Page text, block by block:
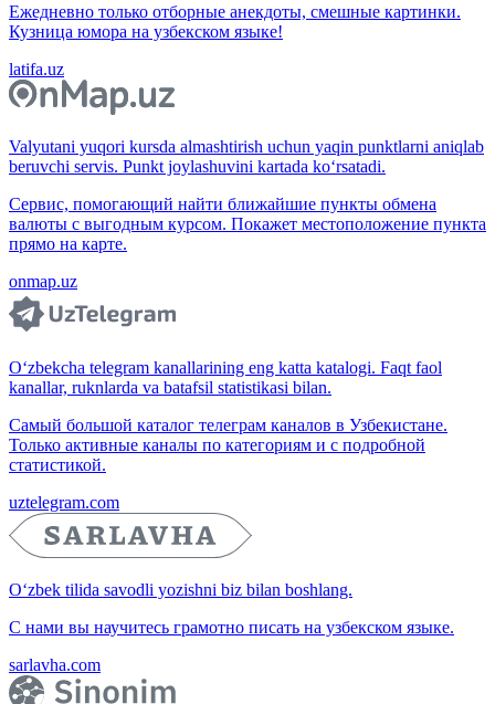
Ежедневно только отборные анекдоты, смешные картинки.
Кузница юмора на узбекском языке!
latifa.uz
Valyutani yuqori kursda almashtirish uchun yaqin punktlarni aniqlab
beruvchi servis. Punkt joylashuvini kartada ko‘rsatadi.
Сервис, помогающий найти ближайшие пункты обмена
валюты с выгодным курсом. Покажет местоположение пункта
прямо на карте.
onmap.uz
O‘zbekcha telegram kanallarining eng katta katalogi. Faqt faol
kanallar, ruknlarda va batafsil statistikasi bilan.
Самый большой каталог телеграм каналов в Узбекистане.
Только активные каналы по категориям и с подробной
статистикой.
uztelegram.com
O‘zbek tilida savodli yozishni biz bilan boshlang.
С нами вы научитесь грамотно писать на узбекском языке.
sarlavha.com